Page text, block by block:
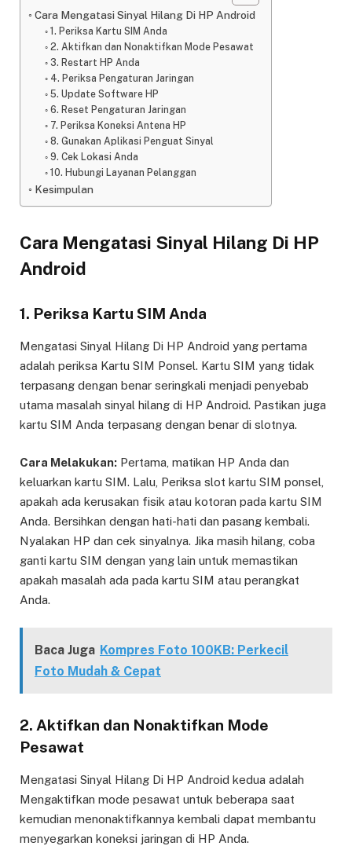
Cara Mengatasi Sinyal Hilang Di HP Android
1. Periksa Kartu SIM Anda
2. Aktifkan dan Nonaktifkan Mode Pesawat
3. Restart HP Anda
4. Periksa Pengaturan Jaringan
5. Update Software HP
6. Reset Pengaturan Jaringan
7. Periksa Koneksi Antena HP
8. Gunakan Aplikasi Penguat Sinyal
9. Cek Lokasi Anda
10. Hubungi Layanan Pelanggan
Kesimpulan
Cara Mengatasi Sinyal Hilang Di HP
Android
1. Periksa Kartu SIM Anda
Mengatasi Sinyal Hilang Di HP Android yang pertama
adalah periksa Kartu SIM Ponsel. Kartu SIM yang tidak
terpasang dengan benar seringkali menjadi penyebab
utama masalah sinyal hilang di HP Android. Pastikan juga
kartu SIM Anda terpasang dengan benar di slotnya.
Cara Melakukan: Pertama, matikan HP Anda dan
keluarkan kartu SIM. Lalu, Periksa slot kartu SIM ponsel,
apakah ada kerusakan fisik atau kotoran pada kartu SIM
Anda. Bersihkan dengan hati-hati dan pasang kembali.
Nyalakan HP dan cek sinyalnya. Jika masih hilang, coba
ganti kartu SIM dengan yang lain untuk memastikan
apakah masalah ada pada kartu SIM atau perangkat
Anda.
Baca Juga Kompres Foto 100KB: Perkecil
Foto Mudah & Cepat
2. Aktifkan dan Nonaktifkan Mode
Pesawat
Mengatasi Sinyal Hilang Di HP Android kedua adalah
Mengaktifkan mode pesawat untuk beberapa saat
kemudian menonaktifkannya kembali dapat membantu
menyegarkan koneksi jaringan di HP Anda.